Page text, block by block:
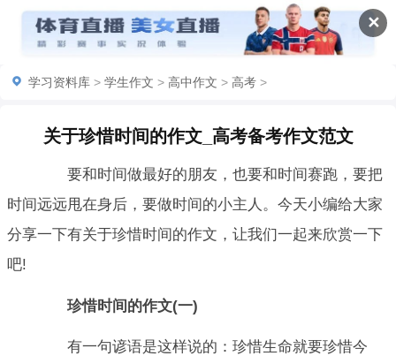
✕
学习资料库 > 学生作文 > 高中作文 > 高考 >
关于珍惜时间的作文_高考备考作文范文
要和时间做最好的朋友，也要和时间赛跑，要把
时间远远甩在身后，要做时间的小主人。今天小编给大家
分享一下有关于珍惜时间的作文，让我们一起来欣赏一下
吧!
珍惜时间的作文(一)
有一句谚语是这样说的：珍惜生命就要珍惜今